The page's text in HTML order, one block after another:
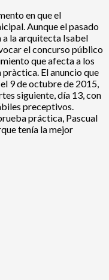
en que el
Aunque el pasado
a la arquitecta Isabel
el concurso público
que afecta a los
El anuncio que
9 de octubre de 2015,
siguiente, día 13, con
preceptivos.
práctica, Pascual
tenía la mejor